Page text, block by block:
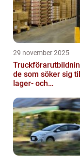
29 november 2025
de som söker sig
lager- och